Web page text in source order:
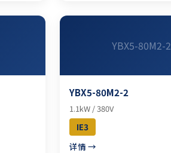
YBX5-80M2-2
YBX5-80M2-2
1.1kW / 380V
IE3
详情 →